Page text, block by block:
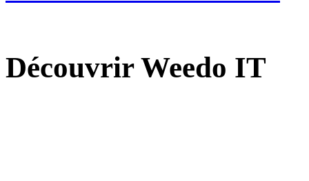
Découvrir Weedo IT